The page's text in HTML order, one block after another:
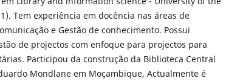
Tem experiência em docência nas áreas de
e Gestão de conhecimento. Possui
de projectos com enfoque para projectos para
Participou da construção da Biblioteca Central
Mondlane em Moçambique, Actualmente é